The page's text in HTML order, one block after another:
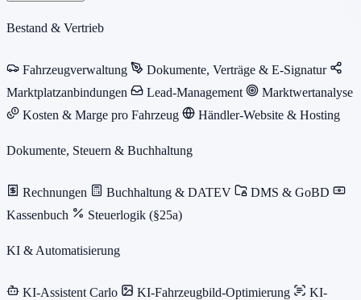
Bestand & Vertrieb
Fahrzeugverwaltung
Dokumente, Verträge & E-Signatur
Marktplatzanbindungen
Lead-Management
Marktwertanalyse
Kosten & Marge pro Fahrzeug
Händler-Website & Hosting
Dokumente, Steuern & Buchhaltung
Rechnungen Buchhaltung & DATEV
DMS & GoBD
Kassenbuch
Steuerlogik (§25a)
KI & Automatisierung
KI-Assistent Carlo KI-Fahrzeugbild-Optimierung
KI-